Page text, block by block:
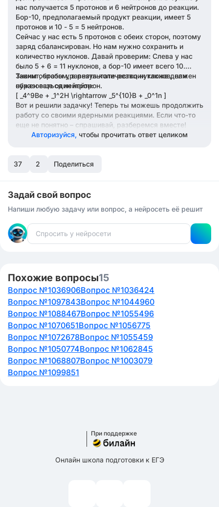
нас получается 5 протонов и 6 нейтронов до реакции.
Бор-10, предполагаемый продукт реакции, имеет 5
протонов и 10 - 5 = 5 нейтронов.
Сейчас у нас есть 5 протонов с обеих сторон, поэтому
заряд сбалансирован. Но нам нужно сохранить и
количество нуклонов. Давай проверим: Слева у нас
было 5 + 6 = 11 нуклонов, а бор-10 имеет всего 10.
Значит, чтобы уравнять количество нуклонов, нам
нужен еще один нейтрон.
Таким образом, в результате реакции также должен
образоваться нейтрон:
[ _4^9Be + _1^2H \rightarrow _5^{10}B + _0^1n ]
Вот и решили задачку! Теперь ты можешь продолжить
работу со своими ядерными реакциями. Если что-то
еще не понятно – спрашивай, разберемся вместе!
Авторизуйся, чтобы прочитать ответ целиком
37 2 Поделиться
Задай свой вопрос
Напиши любую задачу или вопрос, а нейросеть её решит
Похожие вопросы15
Вопрос №1036906Вопрос №1036424
Вопрос №1097843Вопрос №1044960
Вопрос №1088467Вопрос №1055496
Вопрос №1070651Вопрос №1056775
Вопрос №1072678Вопрос №1055459
Вопрос №1050774Вопрос №1062845
Вопрос №1068807Вопрос №1003079
Вопрос №1099851
При поддержке
Онлайн школа подготовки к ЕГЭ